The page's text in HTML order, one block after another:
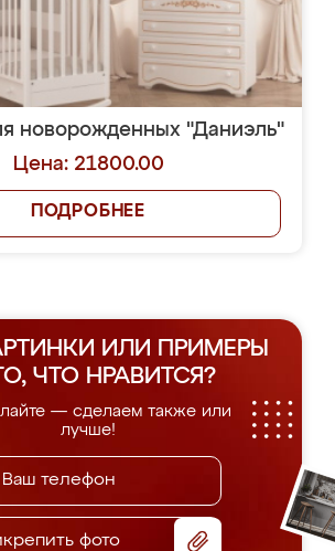
новорожденных "Даниэль"
Цена: 21800.00
ПОДРОБНЕЕ
ИЛИ ПРИМЕРЫ
ЧТО НРАВИТСЯ?
— сделаем также или
лучше!
фото